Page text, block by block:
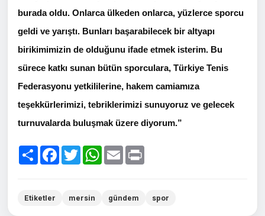
burada oldu. Onlarca ülkeden onlarca, yüzlerce sporcu
geldi ve yarıştı. Bunları başarabilecek bir altyapı
birikimimizin de olduğunu ifade etmek isterim. Bu
sürece katkı sunan bütün sporculara, Türkiye Tenis
Federasyonu yetkililerine, hakem camiamıza
teşekkürlerimizi, tebriklerimizi sunuyoruz ve gelecek
turnuvalarda buluşmak üzere diyorum.”
PaylaşFacebook
TwitterWhatsApp
Email
Etiketler mersin gündem spor